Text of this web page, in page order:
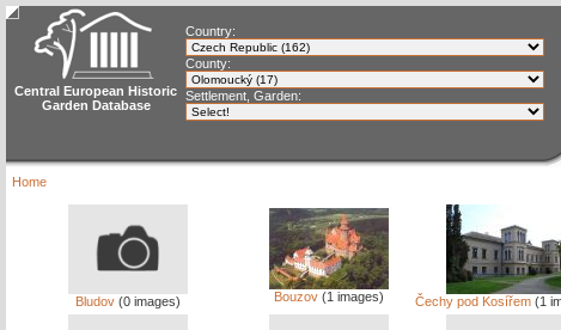
Central European Historic
Garden Database
Country:
County:
Settlement, Garden:
Home
Bludov (0 images) Bouzov(1 images) Čechy pod Kosířem (1